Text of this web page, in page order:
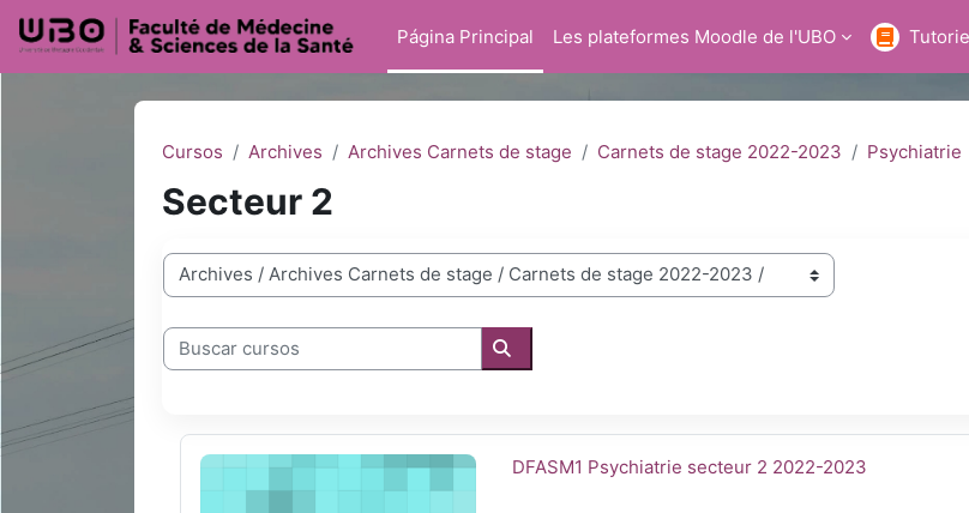
Página Principal
Les plateformes Moodle de l'UBO
Cursos Archives Archives Carnets de stage Carnets de stage 2022-2023 Psychiatrie
Secteur 2
Categorías
Buscar cursos
Buscar cursos
DFASM1 Psychiatrie secteur 2 2022-2023Nombre del curso
DFASM1 Psychiatrie secteur 2 2022-2023